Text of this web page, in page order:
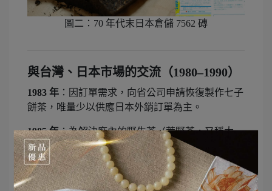
圖二：70 年代末日本倉儲 7562 磚
與台灣、日本市場的交流（1980–1990）
1983 年 ：因訂單需求，向省公司申請恢復製作七子
餅茶，唯量少以供應日本外銷訂單為主。
1985 年：為解決廠內的野生茶（荒野茶，又稱大
樹、古樹茶）出路問題，經抽樣送商業部杭州茶葉
加工研究所鑒測，結果確認屬茶科植物，可飲用。
1986 年：班禪參觀下關茶廠，希望恢復心臟型緊茶